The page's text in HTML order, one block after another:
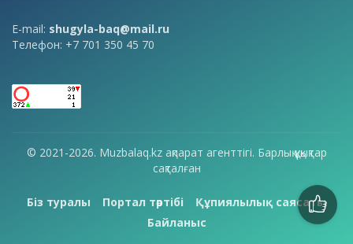
E-mail: shugyla-baq@mail.ru
Телефон: +7 701 350 45 70
© 2021-2026. Muzbalaq.kz ақпарат агенттігі. Барлық құқықтар
сақталған
Біз туралы Портал тәртібі
Құпиялылық саясаты
Байланыс